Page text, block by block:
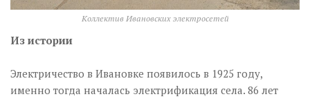
Коллектив Ивановских электросетей
Из истории
Электричество в Ивановке появилось в 1925 году,
именно тогда началась электрификация села. 86 лет